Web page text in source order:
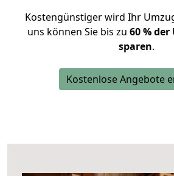
Kostengünstiger wird Ihr
uns können Sie bis zu 60 %
sparen.
Kostenlose Angebote